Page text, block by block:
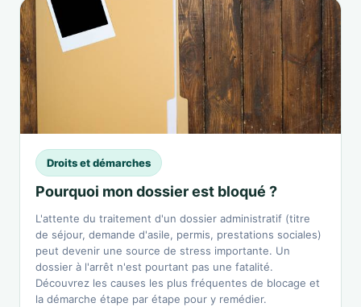
Droits et démarches
Pourquoi mon dossier est bloqué ?
L'attente du traitement d'un dossier administratif (titre
de séjour, demande d'asile, permis, prestations sociales)
peut devenir une source de stress importante. Un
dossier à l'arrêt n'est pourtant pas une fatalité.
Découvrez les causes les plus fréquentes de blocage et
la démarche étape par étape pour y remédier.